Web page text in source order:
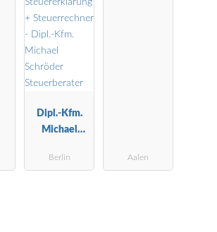
Dipl.-Kfm.
Michael
Steuerberater
Berlin Aalen